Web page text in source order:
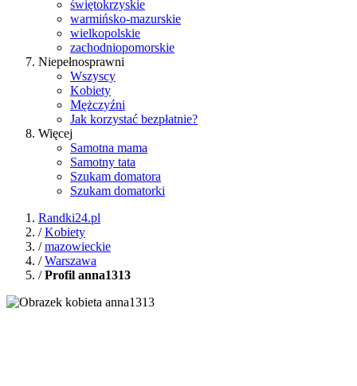
świętokrzyskie
warmińsko-mazurskie
wielkopolskie
zachodniopomorskie
Niepełnosprawni
Wszyscy
Kobiety
Mężczyźni
Jak korzystać bezpłatnie?
Więcej
Samotna mama
Samotny tata
Szukam domatora
Szukam domatorki
Randki24.pl
/Kobiety
/mazowieckie
/Warszawa
/Profil anna1313